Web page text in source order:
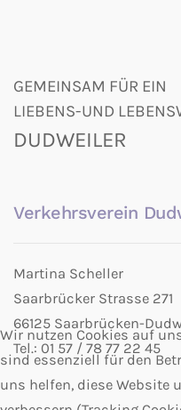
GEMEINSAM FÜR EIN
LIEBENS-UND
DUDWEILER
Verkehrsverein
Martina Scheller
Saarbrücker Strasse 271
66125 Saarbrücken-
Tel.: 01 57 / 78 77 22 45
Wir nutzen Cookies auf
sind essenziell für den
uns helfen, diese Website